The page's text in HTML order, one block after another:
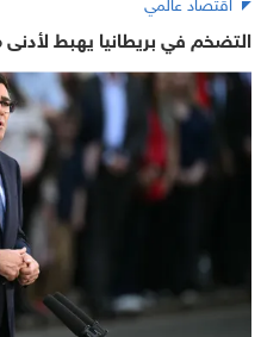
التضخم في بريطانيا يهبط لأدنى مستوى منذ